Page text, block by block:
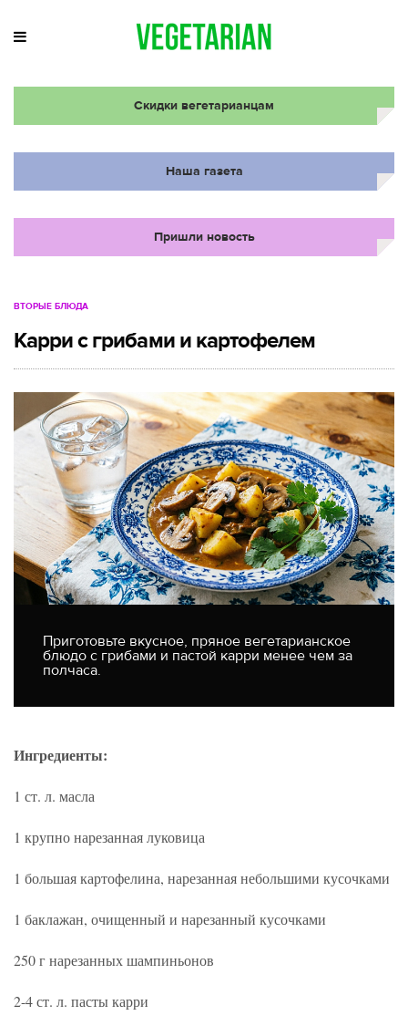
Скидки вегетарианцам
Наша газета
Пришли новость
ВТОРЫЕ БЛЮДА
Карри с грибами и картофелем
Приготовьте вкусное, пряное вегетарианское
блюдо с грибами и пастой карри менее чем за
полчаса.
Ингредиенты:
1 ст. л. масла
1 крупно нарезанная луковица
1 большая картофелина, нарезанная небольшими кусочками
1 баклажан, очищенный и нарезанный кусочками
250 г нарезанных шампиньонов
2-4 ст. л. пасты карри